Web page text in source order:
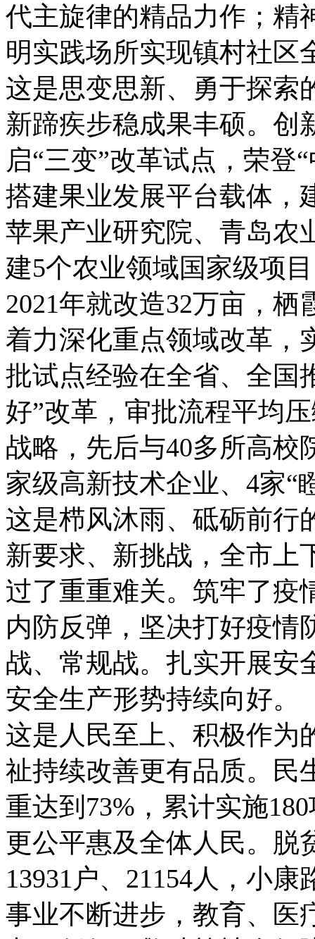
代主旋律的精品力作；精
明实践场所实现镇村社区
这是思变思新、勇于探索
新蹄疾步稳成果丰硕。创
启“三变”改革试点，荣登
搭建果业发展平台载体，
苹果产业研究院、青岛农
建5个农业领域国家级项
2021年就改造32万亩，栖
着力深化重点领域改革，
批试点经验在全省、全国
好”改革，审批流程平均
战略，先后与40多所高校
家级高新技术企业、4家“
这是栉风沐雨、砥砺前行
新要求、新挑战，全市上
过了重重难关。筑牢了疫
内防反弹，坚决打好疫情
战、常规战。扎实开展安
安全生产形势持续向好。
这是人民至上、积极作为
祉持续改善更有品质。民
重达到73%，累计实施
更公平惠及全体人民。脱
13931户、21154人，小
事业不断进步，教育、医